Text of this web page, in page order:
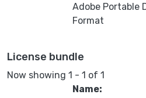
Adobe Portable
Format
License bundle
Now showing 1 - 1 of 1
Name: